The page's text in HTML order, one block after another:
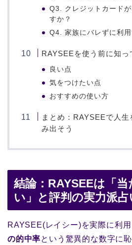
Q3. クレジットカード
すか？
Q4. 家族にバレずに利用
RAYSEEを使う前に知っ
良い点
気をつけたい点
おすすめの使い方
まとめ：RAYSEEで人
み出そう
結論：RAYSEEは「
い」と評判の実力派
RAYSEE(レイシー)を実際に利用
の的中率という驚異的な数字に